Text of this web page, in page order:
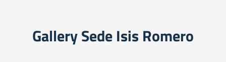
Gallery Sede Isis Romero